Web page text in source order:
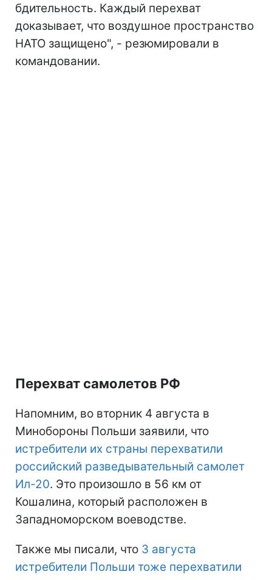
бдительность. Каждый перехват
доказывает, что воздушное пространство
НАТО защищено", - резюмировали в
командовании.
Перехват самолетов РФ
Напомним, во вторник 4 августа в
Минобороны Польши заявили, что
истребители их страны перехватили
российский разведывательный самолет
Ил-20. Это произошло в 56 км от
Кошалина, который расположен в
Западноморском воеводстве.
Также мы писали, что 3 августа
истребители Польши тоже перехватили